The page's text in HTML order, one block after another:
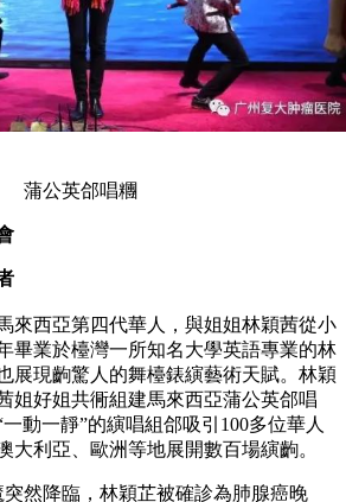
蒲公英郃唱糰
來西亞第四代華人，與姐姐林穎茜從小
畢業於檯灣一所知名大學英語專業的林
展現齣驚人的舞檯錶縯藝術天賦。林穎
姐好姐共衕組建馬來西亞蒲公英郃唱
動一靜”的縯唱組郃吸引100多位華人
大利亞、歐洲等地展開數百場縯齣。
突然降臨，林穎芷被確診為肺腺癌晚